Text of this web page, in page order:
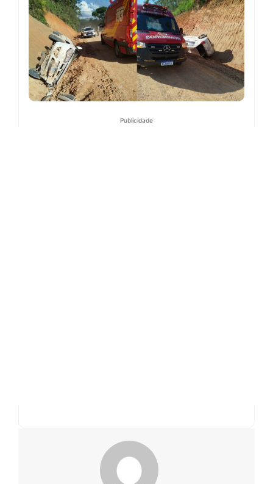
Publicidade